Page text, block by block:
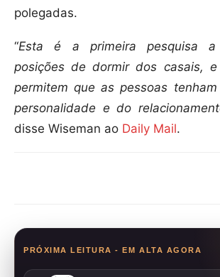
polegadas.
“Esta é a primeira pesquisa a
posições de dormir dos casais,
permitem que as pessoas
personalidade e do
disse Wiseman ao Daily Mail.
PRÓXIMA LEITURA - EM ALTA AGORA